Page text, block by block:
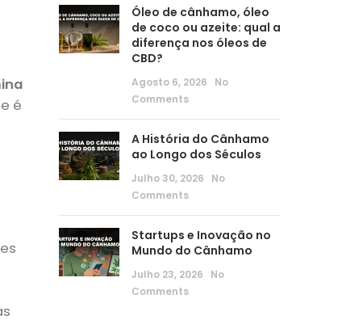
é
Óleo de cânhamo, óleo
de coco ou azeite: qual a
diferença nos óleos de
CBD?
Agosto 6, 2026
No
Comments
A História do Cânhamo
ao Longo dos Séculos
Julho 30, 2026
No
Comments
Startups e Inovação no
Mundo do Cânhamo
Julho 23, 2026
No
Comments